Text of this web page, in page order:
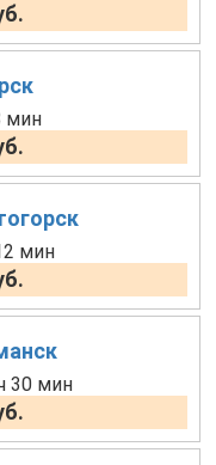
мин
мин
30 мин